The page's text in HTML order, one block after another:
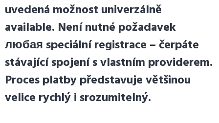
uvedená možnost univerzálně
available. Není nutné požadavek
любая speciální registrace – čerpáte
stávající spojení s vlastním providerem.
Proces platby představuje většinou
velice rychlý i srozumitelný.